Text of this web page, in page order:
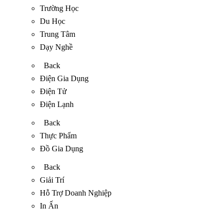
Trường Học
Du Học
Trung Tâm
Dạy Nghề
Back
Điện Gia Dụng
Điện Tử
Điện Lạnh
Back
Thực Phẩm
Đồ Gia Dụng
Back
Giải Trí
Hỗ Trợ Doanh Nghiệp
In Ấn